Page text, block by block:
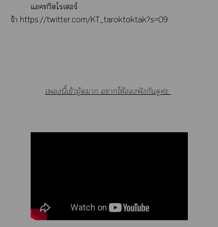
แคทวิตไเอร์
จ้า https://twitter.com/KT_taroktoktak?s=09
เนี้เข้ามู้าก าให้ฟังกันดูค่ะ